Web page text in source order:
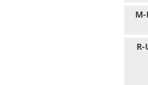
M-
R-